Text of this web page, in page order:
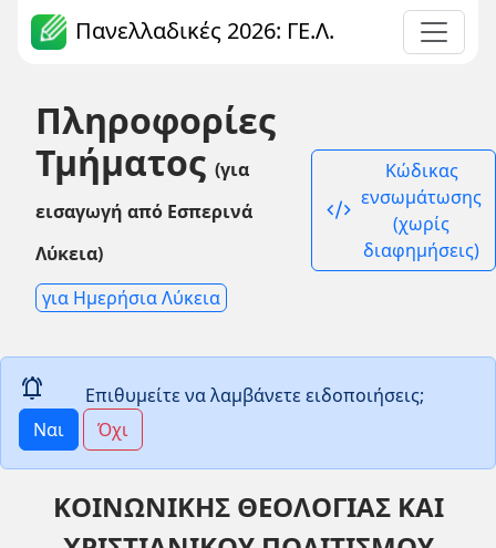
Πανελλαδικές 2026: ΓΕ.Λ.
Πληροφορίες
Τμήματος (για
εισαγωγή από Εσπερινά
Λύκεια)
για Ημερήσια Λύκεια
code_xml
Κώδικας
ενσωμάτωσης
(χωρίς
διαφημήσεις)
notifications_active
Επιθυμείτε να λαμβάνετε ειδοποιήσεις;
Ναι
Όχι
ΚΟΙΝΩΝΙΚΗΣ ΘΕΟΛΟΓΙΑΣ ΚΑΙ